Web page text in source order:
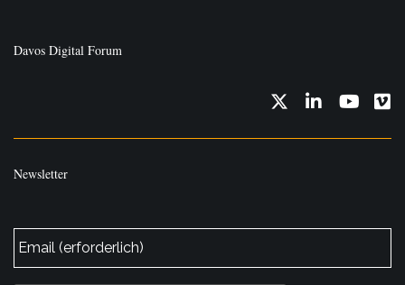
Davos Digital Forum
Newsletter
Mail *